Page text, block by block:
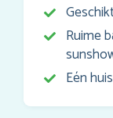
Ruime
Eén